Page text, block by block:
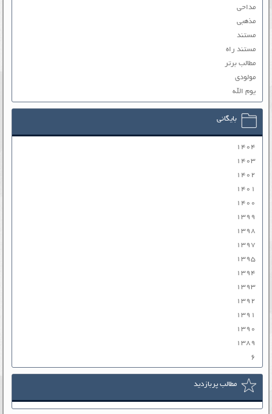
مداحی
مذهبی
مستند
مستند راه
مطالب برتر
مولودی
یوم الله
بایگانی
۱۴۰۴
۱۴۰۳
۱۴۰۲
۱۴۰۱
۱۴۰۰
۱۳۹۹
۱۳۹۸
۱۳۹۷
۱۳۹۵
۱۳۹۴
۱۳۹۳
۱۳۹۲
۱۳۹۱
۱۳۹۰
۱۳۸۹
۶
مطالب پربازدید